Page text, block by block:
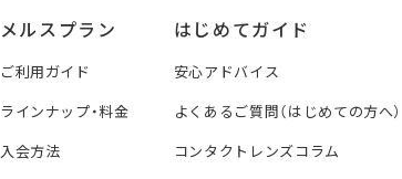
メルスプラン
ご利用ガイド
ラインナップ・料金
入会方法
はじめてガイド
安心アドバイス
よくあるご質問（はじめての方へ）
コンタクトレンズコラム